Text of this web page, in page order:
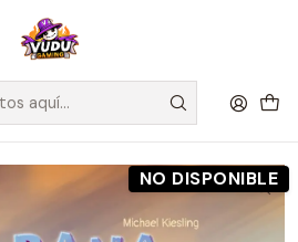
Envío GRATIS a Regiones sobre
Maldito Games
Sabana Park - Español
NO DISPONIBLE